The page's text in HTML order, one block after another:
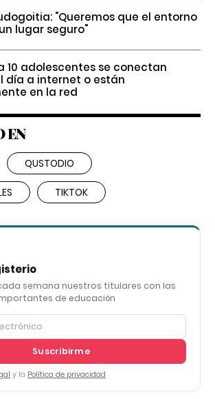
"Queremos que el entorno
lugar seguro"
10 adolescentes se conectan
día a internet o están
en la red
EN
QUSTODIO
TIKTOK
semana nuestros titulares con las
de educación
Suscribirme
y la Política de privacidad